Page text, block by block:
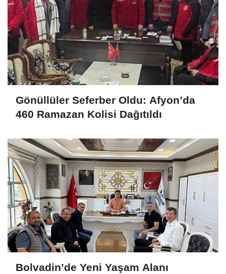
Gönüllüler Seferber Oldu: Afyon’da
460 Ramazan Kolisi Dağıtıldı
Bolvadin’de Yeni Yaşam Alanı